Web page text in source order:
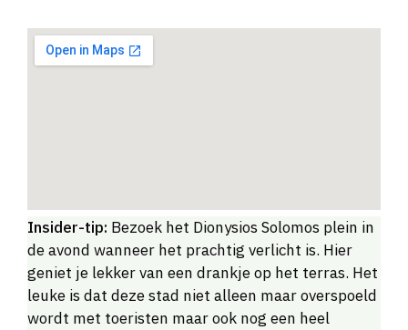
Insider-tip: Bezoek het Dionysios Solomos plein in
de avond wanneer het prachtig verlicht is. Hier
geniet je lekker van een drankje op het terras. Het
leuke is dat deze stad niet alleen maar overspoeld
wordt met toeristen maar ook nog een heel